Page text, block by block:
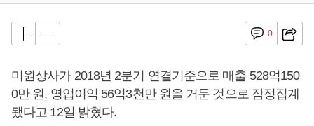
0
미원상사가 2018년 2분기 연결기준으로 매출 528억150
0만 원, 영업이익 56억3천만 원을 거둔 것으로 잠정집계
됐다고 12일 밝혔다.